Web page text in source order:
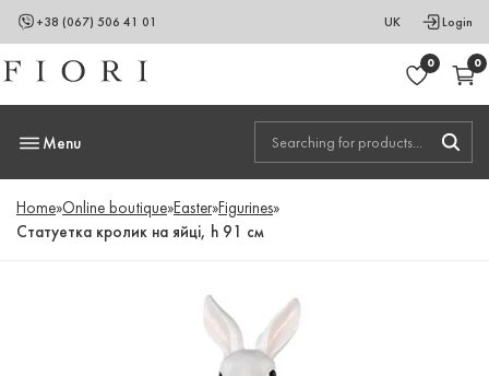
+38 (067) 506 41 01 UK Login
0 0
Menu
Home»Online boutique»Easter»Figurines»
Статуетка кролик на яйці, h 91 см